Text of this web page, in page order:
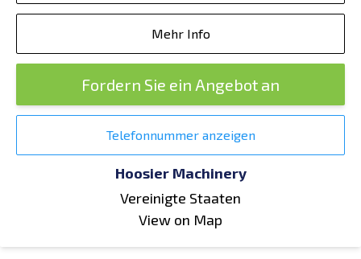
Mehr Info
Fordern Sie ein Angebot an
Telefonnummer anzeigen
Hoosier Machinery
Vereinigte Staaten
View on Map